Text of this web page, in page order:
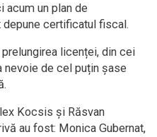
acum un plan de
depune certificatul fiscal.
licenței, din cei
de cel puțin șase
Kocsis și Răsvan
au fost: Monica Gubernat,